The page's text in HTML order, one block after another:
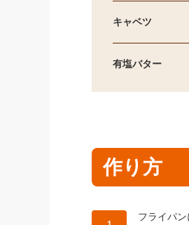
キャベツ
有塩バター
作り方
作り方1：
フライパ